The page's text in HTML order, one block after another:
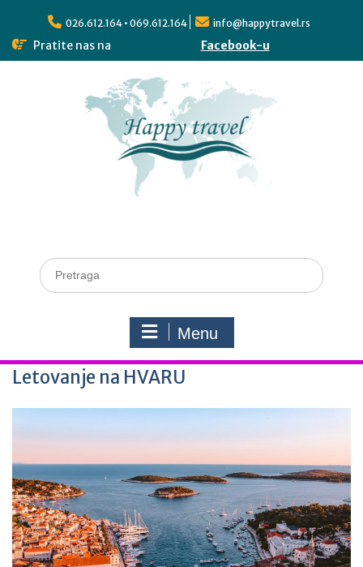
026.612.164 • 069.612.164 info@happytravel.rs
Pratite nas na Facebook-u
Menu
Letovanje na HVARU